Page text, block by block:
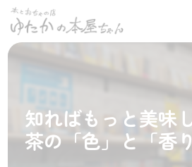
知ればもっと美味
茶の「色」と「香